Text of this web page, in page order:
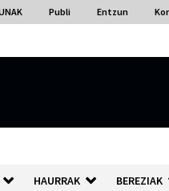
Publi Entzun
HAURRAK BEREZIAK